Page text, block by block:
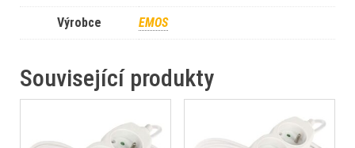
Výrobce EMOS
Související produkty